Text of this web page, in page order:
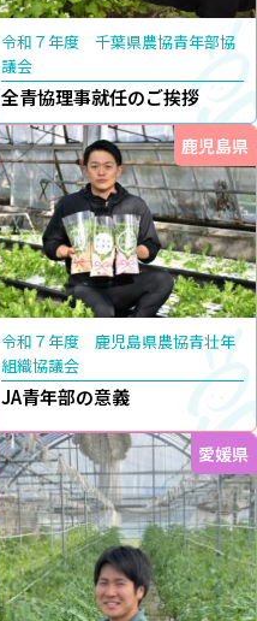
令和７年度 千葉県農協青年部協
議会
全青協理事就任のご挨拶
鹿児島県
令和７年度 鹿児島県農協青壮年
組織協議会
JA青年部の意義
愛媛県